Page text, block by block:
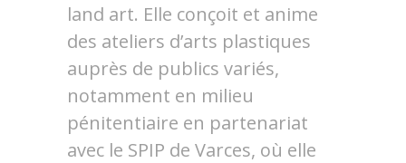
land art. Elle conçoit et anime
des ateliers d’arts plastiques
auprès de publics variés,
notamment en milieu
pénitentiaire en partenariat
avec le SPIP de Varces, où elle